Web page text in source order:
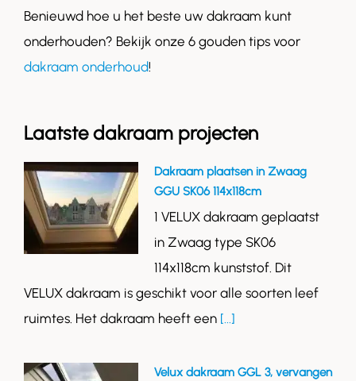
Benieuwd hoe u het beste uw dakraam kunt
onderhouden? Bekijk onze 6 gouden tips voor
dakraam onderhoud!
Laatste dakraam projecten
Dakraam plaatsen in Zwaag
GGU SK06 114x118cm
1 VELUX dakraam geplaatst
in Zwaag type SK06
114x118cm kunststof. Dit
VELUX dakraam is geschikt voor alle soorten leef
ruimtes. Het dakraam heeft een [...]
Velux dakraam GGL 3, vervangen